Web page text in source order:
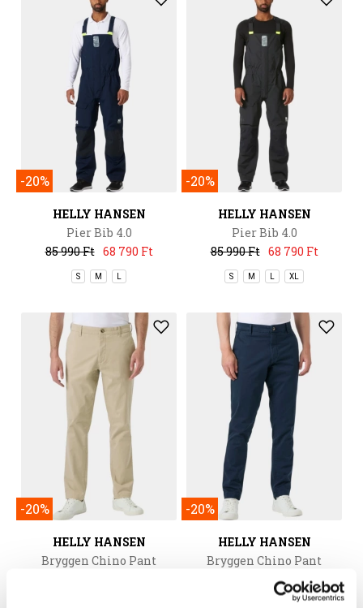
-20%
HELLY HANSEN
Pier Bib 4.0
85 990 Ft 68 790 Ft
S M
-20%
HELLY HANSEN
Pier Bib 4.0
85 990 Ft 68 790 Ft
S M XL
-20%
HELLY HANSEN
Bryggen Chino Pant
-20%
HELLY HANSEN
Bryggen Chino Pant
31 990 Ft